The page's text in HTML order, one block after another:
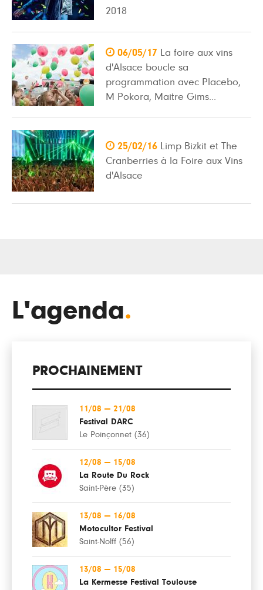
2018
 06/05/17 La foire aux vins
d'Alsace boucle sa
programmation avec Placebo,
M Pokora, Maitre Gims...
 25/02/16
Limp Bizkit et The
Cranberries à la Foire aux Vins
d'Alsace
L'agenda.
PROCHAINEMENT
11/08 — 21/08
Festival DARC
Le Poinçonnet (36)
12/08 — 15/08
La Route Du Rock
Saint-Père (35)
13/08 — 16/08
Motocultor Festival
Saint-Nolff (56)
13/08 — 15/08
La Kermesse Festival Toulouse